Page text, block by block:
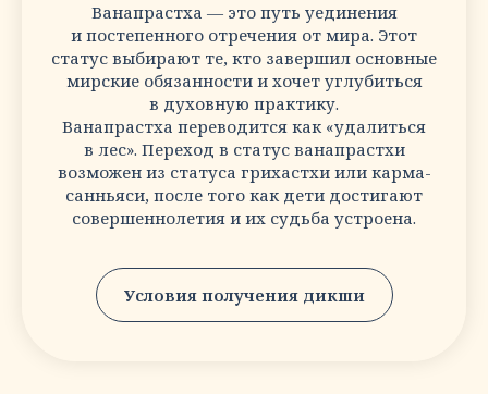
Ванапрастха — это путь уединения
и постепенного отречения от мира. Этот
статус выбирают те, кто завершил основные
мирские обязанности и хочет углубиться
в духовную практику.
Ванапрастха переводится как «удалиться
в лес». Переход в статус ванапрастхи
возможен из статуса грихастхи или карма-
санньяси, после того как дети достигают
совершеннолетия и их судьба устроена.
Условия получения дикши